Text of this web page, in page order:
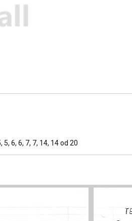
5, 6, 6, 7, 7, 14, 14 od 20